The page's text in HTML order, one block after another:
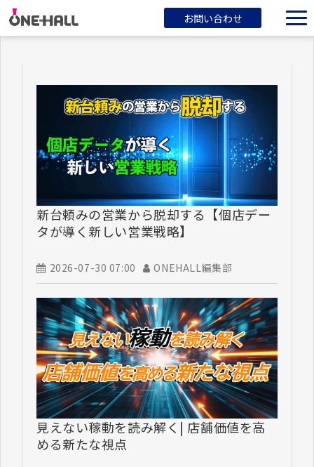
お問い合わせ
ブログ
会社概要
新台頼みの営業から脱却する【個店デー
タが導く新しい営業戦略】
2026-07-30 07:00 ONEHALL編集部
見えない稼動を読み解く| 店舗価値を高
める新たな視点